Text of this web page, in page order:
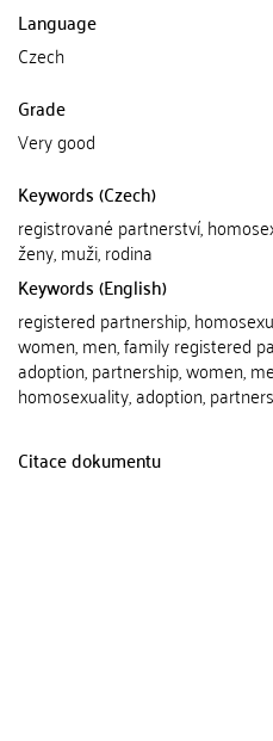
Language
Czech
Grade
Very good
Keywords (Czech)
registrované partnerství,
ženy, muži, rodina
Keywords (English)
registered partnership,
women, men, family registered
adoption, partnership, women,
homosexuality, adoption,
Citace dokumentu